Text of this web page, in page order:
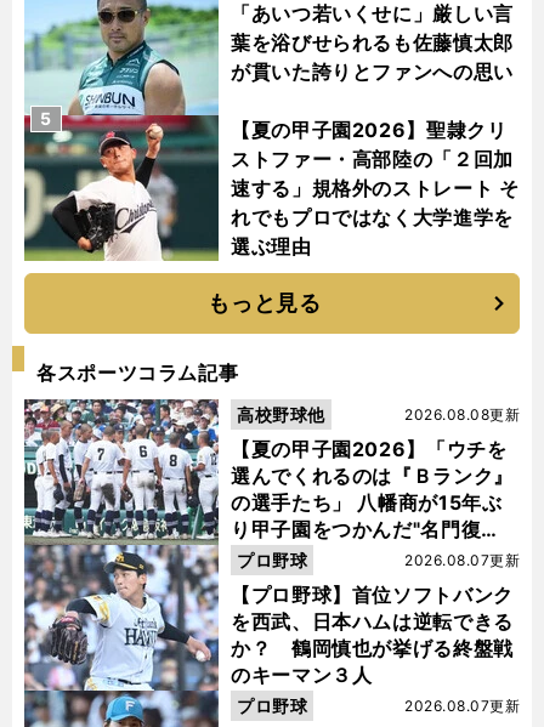
「あいつ若いくせに」厳しい言
葉を浴びせられるも佐藤慎太郎
が貫いた誇りとファンへの思い
【夏の甲子園2026】聖隷クリ
ストファー・高部陸の「２回加
速する」規格外のストレート そ
れでもプロではなく大学進学を
選ぶ理由
5
もっと見る
各スポーツコラム記事
【夏の甲子園2026】「ウチを
選んでくれるのは『Ｂランク』
の選手たち」 八幡商が15年ぶ
り甲子園をつかんだ"名門復
活"の舞台裏
2026.08.08更新
高校野球他
【プロ野球】首位ソフトバンク
を西武、日本ハムは逆転できる
か？ 鶴岡慎也が挙げる終盤戦
のキーマン３人
2026.08.07更新
プロ野球
2026.08.07更新
プロ野球